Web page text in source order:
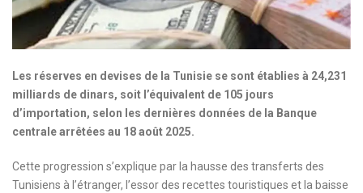
Les réserves en devises de la Tunisie se sont établies à 24,231
milliards de dinars, soit l’équivalent de 105 jours
d’importation, selon les dernières données de la Banque
centrale arrêtées au 18 août 2025.
Cette progression s’explique par la hausse des transferts des
Tunisiens à l’étranger, l’essor des recettes touristiques et la baisse